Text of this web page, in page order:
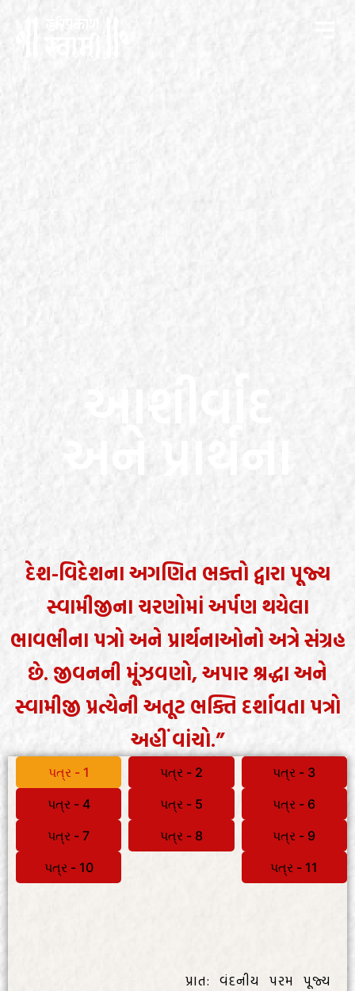
આશીર્વાદ
અને પ્રાર્થના
દેશ-વિદેશના અગણિત ભક્તો દ્વારા પૂજ્ય
સ્વામીજીના ચરણોમાં અર્પણ થયેલા
ભાવભીના પત્રો અને પ્રાર્થનાઓનો અત્રે સંગ્રહ
છે. જીવનની મૂંઝવણો, અપાર શ્રદ્ધા અને
સ્વામીજી પ્રત્યેની અતૂટ ભક્તિ દર્શાવતા પત્રો
અહીં વાંચો.”
પત્ર - 1 પત્ર - 2
પત્ર - 3
પત્ર - 4
પત્ર - 5
પત્ર - 6
પત્ર - 7
પત્ર - 8
પત્ર - 9
પત્ર - 10
પત્ર - 11
પ્રાત: વંદનીય પરમ પૂજ્ય